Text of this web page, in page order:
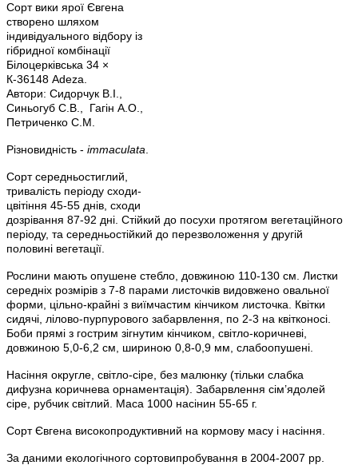
Сорт вики ярої Євгена
створено шляхом
індивідуального відбору із
гібридної комбінації
Білоцерківська 34 ×
К-36148 Adeza.
Автори: Сидорчук В.І.,
Синьогуб С.В., Гагін А.О.,
Петриченко С.М.
Різновидність - immaculata.
Сорт середньостиглий,
тривалість періоду сходи-
цвітіння 45-55 днів, сходи
дозрівання 87-92 дні. Стійкий до посухи протягом вегетаційного
періоду, та середньостійкий до перезволоження у другій
половині вегетації.
Рослини мають опушене стебло, довжиною 110-130 см. Листки
середніх розмірів з 7-8 парами листочків видовжено овальної
форми, цільно-крайні з виїмчастим кінчиком листочка. Квітки
сидячі, лілово-пурпурового забарвлення, по 2-3 на квітконосі.
Боби прямі з гострим зігнутим кінчиком, світло-коричневі,
довжиною 5,0-6,2 см, шириною 0,8-0,9 мм, слабоопушені.
Насіння округле, світло-сіре, без малюнку (тільки слабка
дифузна коричнева орнаментація). Забарвлення сім’ядолей
сіре, рубчик світлий. Маса 1000 насінин 55-65 г.
Сорт Євгена високопродуктивний на кормову масу і насіння.
За даними екологічного сортовипробування в 2004-2007 рр.